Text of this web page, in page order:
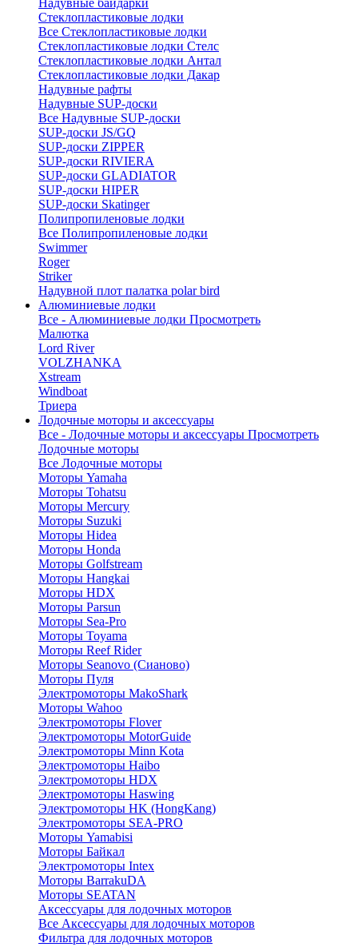
Надувные байдарки
Стеклопластиковые лодки
Все Стеклопластиковые лодки
Стеклопластиковые лодки Стелс
Стеклопластиковые лодки Антал
Стеклопластиковые лодки Дакар
Надувные рафты
Надувные SUP-доски
Все Надувные SUP-доски
SUP-доски JS/GQ
SUP-доски ZIPPER
SUP-доски RIVIERA
SUP-доски GLADIATOR
SUP-доски HIPER
SUP-доски Skatinger
Полипропиленовые лодки
Все Полипропиленовые лодки
Swimmer
Roger
Striker
Надувной плот палатка polar bird
Алюминиевые лодки
Все - Алюминиевые лодки Просмотреть
Малютка
Lord River
VOLZHANKA
Xstream
Windboat
Триера
Лодочные моторы и аксессуары
Все - Лодочные моторы и аксессуары Просмотреть
Лодочные моторы
Все Лодочные моторы
Моторы Yamaha
Моторы Tohatsu
Моторы Mercury
Моторы Suzuki
Моторы Hidea
Моторы Honda
Моторы Golfstream
Моторы Hangkai
Моторы HDX
Моторы Parsun
Моторы Sea-Pro
Моторы Toyama
Моторы Reef Rider
Моторы Seanovo (Сианово)
Моторы Пуля
Электромоторы MakoShark
Моторы Wahoo
Электромоторы Flover
Электромоторы MotorGuide
Электромоторы Minn Kota
Электромоторы Haibo
Электромоторы HDX
Электромоторы Haswing
Электромоторы HK (HongKang)
Электромоторы SEA-PRO
Моторы Yamabisi
Моторы Байкал
Электромоторы Intex
Моторы BarrakuDA
Моторы SEATAN
Аксессуары для лодочных моторов
Все Аксессуары для лодочных моторов
Фильтра для лодочных моторов